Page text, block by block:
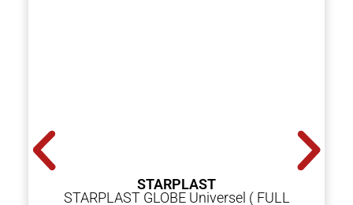
STARPLAST
STARPLAST GLOBE Universel ( FULL